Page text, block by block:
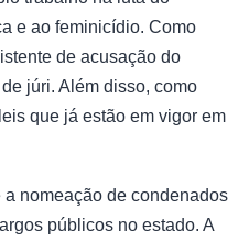
e ao feminicídio. Como
de acusação do
júri. Além disso, como
que já estão em vigor em
a nomeação de condenados
públicos no estado. A